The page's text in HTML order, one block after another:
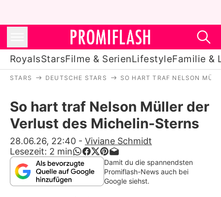
RoyalsStarsFilme & SerienLifestyleFamilie &
Stars
Filme & Serien
Lifestyle
Familie & Liebe
STARS DEUTSCHE STARS SO HART TRAF NELSON
So hart traf Nelson Müller der
Verlust des Michelin-Sterns
28.06.26, 22:40 - Viviane Schmidt
Lesezeit: 2 min
Damit du die spannendsten
Promiflash-News auch bei
Google siehst.